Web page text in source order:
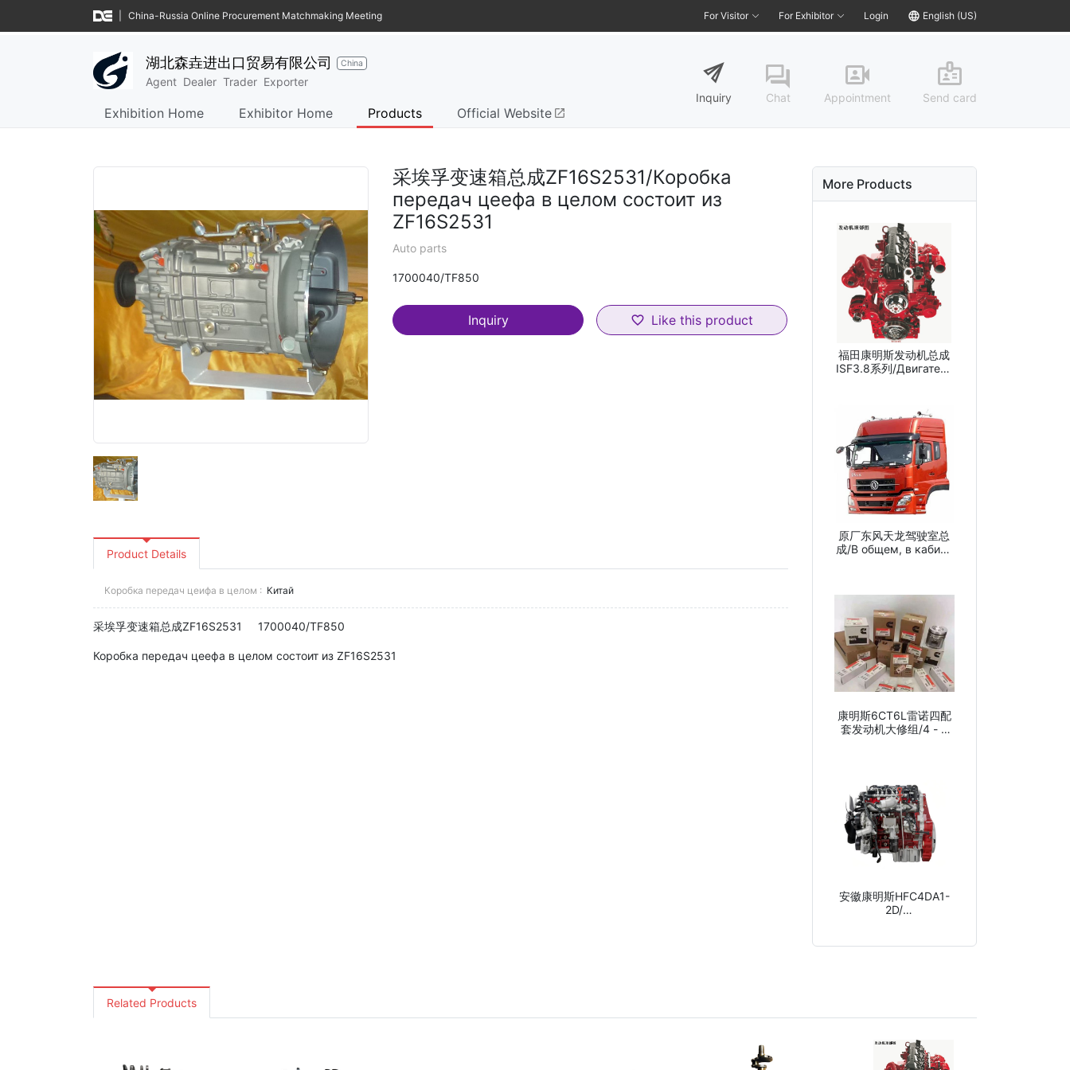
China-Russia Online Procurement Matchmaking Meeting For Visitor For Exhibitor Login language English (US)
湖北森垚进出口贸易有限公司 China
Agent Dealer Trader Exporter send
Inquiry
question_answer
Chat
video_camera_front
Appointment
badge
Send card
Exhibition Home Exhibitor Home Products Official Website open_in_new
采埃孚变速箱总成ZF16S2531/Коробка
передач цеефа в целом состоит из
ZF16S2531
Auto parts
1700040/TF850
Inquiry favorite_border Like this product
Product Details
Коробка передач цеифа в целом : Китай
采埃孚变速箱总成ZF16S2531 1700040/TF850
Коробка передач цеефа в целом состоит из ZF16S2531
More Products
福田康明斯发动机总成
ISF3.8系列/Двигатель
ISF3.8 серии
原厂东风天龙驾驶室总
成/В общем, в кабине
康明斯6CT6L雷诺四配
套发动机大修组/4 - х
renault
安徽康明斯HFC4DA1-
2D/
Related Products